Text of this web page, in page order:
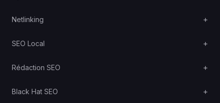
Netlinking
SEO Local
Rédaction SEO
Black Hat SEO